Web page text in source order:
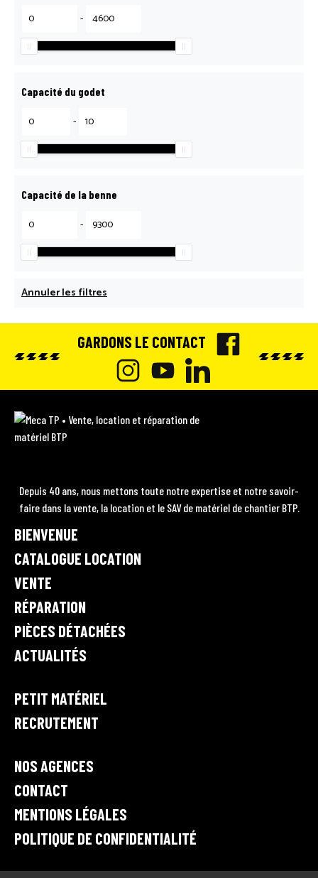
-
Capacité du godet
-
Capacité de la benne
-
Annuler les filtres
GARDONS LE CONTACT
A
O
O
I
N
A
G
A
Y
O
U
B
L
I
E
D
M
e
V
e
t
e
,
l
o
a
t
i
n
t
r
p
Depuis 40 ans, nous mettons toute notre expertise et notre savoir-
faire dans la vente, la location et le SAV de matériel de chantier BTP.
BIENVENUE
CATALOGUE LOCATION
VENTE
RÉPARATION
PIÈCES DÉTACHÉES
ACTUALITÉS
PETIT MATÉRIEL
RECRUTEMENT
NOS AGENCES
CONTACT
MENTIONS LÉGALES
POLITIQUE DE CONFIDENTIALITÉ